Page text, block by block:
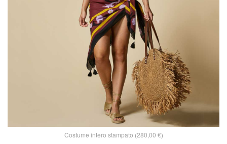
Costume intero stampato (280,00 €)